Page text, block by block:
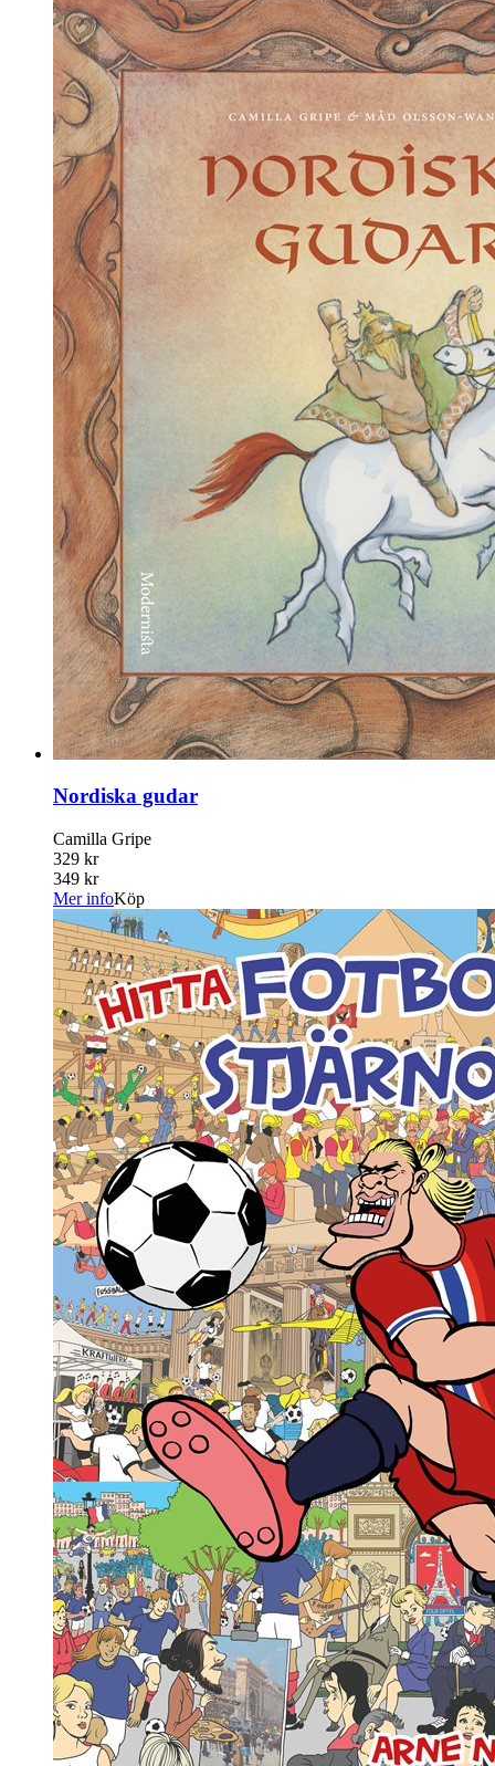
Nordiska gudar
Camilla Gripe
329 kr
349 kr
Mer infoKöp